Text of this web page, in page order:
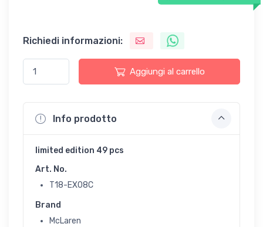
Richiedi informazioni:
Aggiungi al carrello
Info prodotto
limited edition 49 pcs
Art. No.
T18-EX08C
Brand
McLaren